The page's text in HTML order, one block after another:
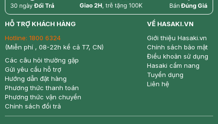
return nowfree price
HỖ TRỢ KHÁCH HÀNG
Hotline: 1800 6324
(Miễn phí , 08-22h kể cả T7, CN)
Các câu hỏi thường gặp
Gửi yêu cầu hỗ trợ
Hướng dẫn đặt hàng
Phương thức thanh toán
Phương thức vận chuyển
Chính sách đổi trả
VỀ HASAKI.VN
Giới thiệu Hasaki.vn
Chính sách bảo mật
Điều khoản sử dụng
Hasaki cẩm nang
Tuyển dụng
Liên hệ